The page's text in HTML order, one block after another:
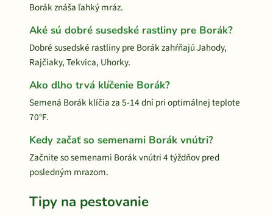
Borák znáša ľahký mráz.
Aké sú dobré susedské rastliny pre Borák?
Dobré susedské rastliny pre Borák zahŕňajú Jahody,
Rajčiaky, Tekvica, Uhorky.
Ako dlho trvá klíčenie Borák?
Semená Borák klíčia za 5-14 dní pri optimálnej teplote
70°F.
Kedy začať so semenami Borák vnútri?
Začnite so semenami Borák vnútri 4 týždňov pred
posledným mrazom.
Tipy na pestovanie